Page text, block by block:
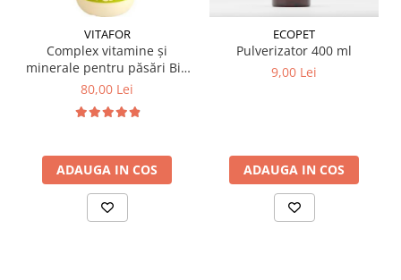
VITAFOR
Complex vitamine și
minerale pentru păsări Bio
Multivita, 1 Litru
80,00 Lei
ADAUGA IN COS
ECOPET
Pulverizator 400 ml
9,00 Lei
ADAUGA IN COS